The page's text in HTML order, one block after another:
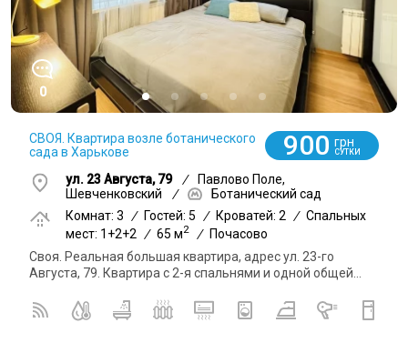
0
СВОЯ. Квартира возле ботанического
сада в Харькове
900 грн
СУТКИ
ул. 23 Августа, 79 /
Павлово Поле,
Шевченковский
/
Ботанический сад
Комнат: 3
/ Гостей: 5 / Кроватей: 2 / Спальных
мест: 1+2+2
/ 65 м2 /
Почасово
Своя. Реальная большая квартира, адрес ул. 23-го
Августа, 79. Квартира с 2-я спальнями и одной общей...